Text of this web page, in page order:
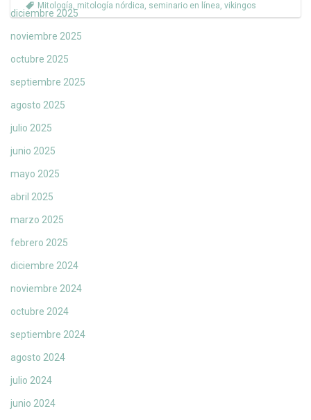
diciembre 2025
noviembre 2025
octubre 2025
septiembre 2025
agosto 2025
julio 2025
junio 2025
mayo 2025
abril 2025
marzo 2025
febrero 2025
diciembre 2024
noviembre 2024
octubre 2024
septiembre 2024
agosto 2024
julio 2024
junio 2024
Mitología, mitología nórdica, seminario en línea, vikingos